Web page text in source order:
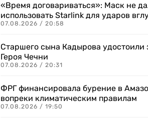
«Время договариваться»: Маск не
использовать Starlink для ударов
07.08.2026 / 20:58
Старшего сына Кадырова удостоили
Героя Чечни
07.08.2026 / 20:31
ФРГ финансировала бурение в
вопреки климатическим правилам
07.08.2026 / 19:50